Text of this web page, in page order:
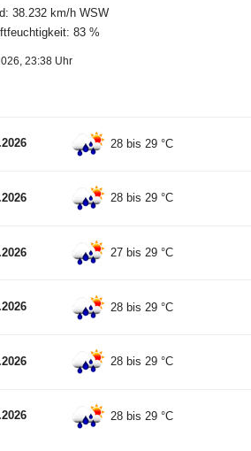
km/h WSW
83 %
23:38 Uhr
28 bis 29 °C
28 bis 29 °C
27 bis 29 °C
28 bis 29 °C
28 bis 29 °C
28 bis 29 °C